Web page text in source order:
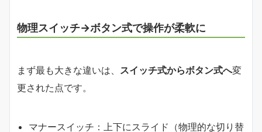
物理スイッチ→ボタン式で操作が柔軟に
まず最も大きな違いは、 スイッチ式からボタン式へ変
更された点です。
マナースイッチ：上下にスライド（物理的な切り替